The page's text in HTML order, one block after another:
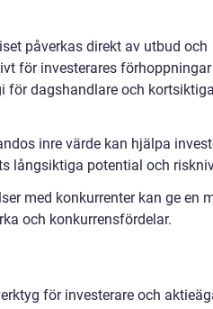
påverkas direkt av utbud och
för investerares
för dagshandlare och
inre värde kan hjälpa
långsiktiga potential och
med konkurrenter kan ge en
och konkurrensfördelar.
för investerare och